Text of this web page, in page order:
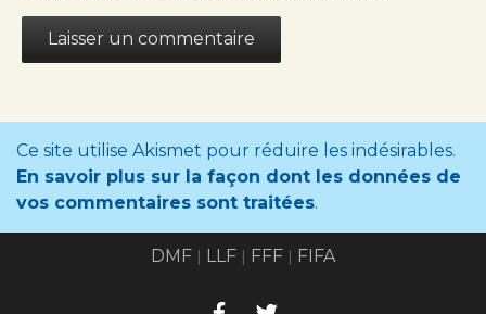
Ce site utilise Akismet pour réduire les indésirables.
En savoir plus sur la façon dont les données de
vos commentaires sont traitées.
DMF | LLF | FFF | FIFA